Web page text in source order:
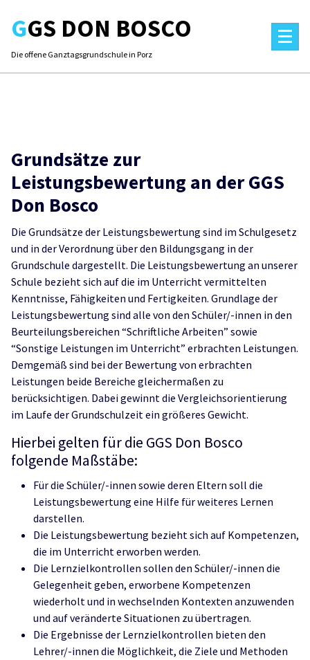
contentGGS DON BOSCO
Die offene Ganztagsgrundschule in Porz
Grundsätze zur
Leistungsbewertung an der GGS
Don Bosco
Die Grundsätze der Leistungsbewertung sind im Schulgesetz
und in der Verordnung über den Bildungsgang in der
Grundschule dargestellt. Die Leistungsbewertung an unserer
Schule bezieht sich auf die im Unterricht vermittelten
Kenntnisse, Fähigkeiten und Fertigkeiten. Grundlage der
Leistungsbewertung sind alle von den Schüler/-innen in den
Beurteilungsbereichen “Schriftliche Arbeiten” sowie
“Sonstige Leistungen im Unterricht” erbrachten Leistungen.
Demgemäß sind bei der Bewertung von erbrachten
Leistungen beide Bereiche gleichermaßen zu
berücksichtigen. Dabei gewinnt die Vergleichsorientierung
im Laufe der Grundschulzeit ein größeres Gewicht.
Hierbei gelten für die GGS Don Bosco
folgende Maßstäbe:
Für die Schüler/-innen sowie deren Eltern soll die
Leistungsbewertung eine Hilfe für weiteres Lernen
darstellen.
Die Leistungsbewertung bezieht sich auf Kompetenzen,
die im Unterricht erworben werden.
Die Lernzielkontrollen sollen den Schüler/-innen die
Gelegenheit geben, erworbene Kompetenzen
wiederholt und in wechselnden Kontexten anzuwenden
und auf veränderte Situationen zu übertragen.
Die Ergebnisse der Lernzielkontrollen bieten den
Lehrer/-innen die Möglichkeit, die Ziele und Methoden